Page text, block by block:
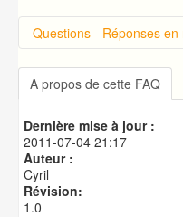
Questions - Réponses en
Introduction sur cPanel
Connexion à cPanel
Changer le mot de
Exécution de pages
A propos de cette FAQ
Dernière mise à jour :
2011-07-04 21:17
Auteur :
Cyril
Révision:
1.0